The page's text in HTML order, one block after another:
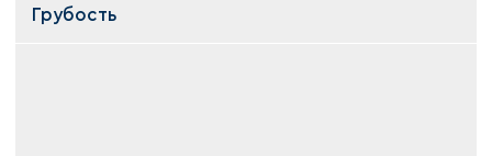
Грубость